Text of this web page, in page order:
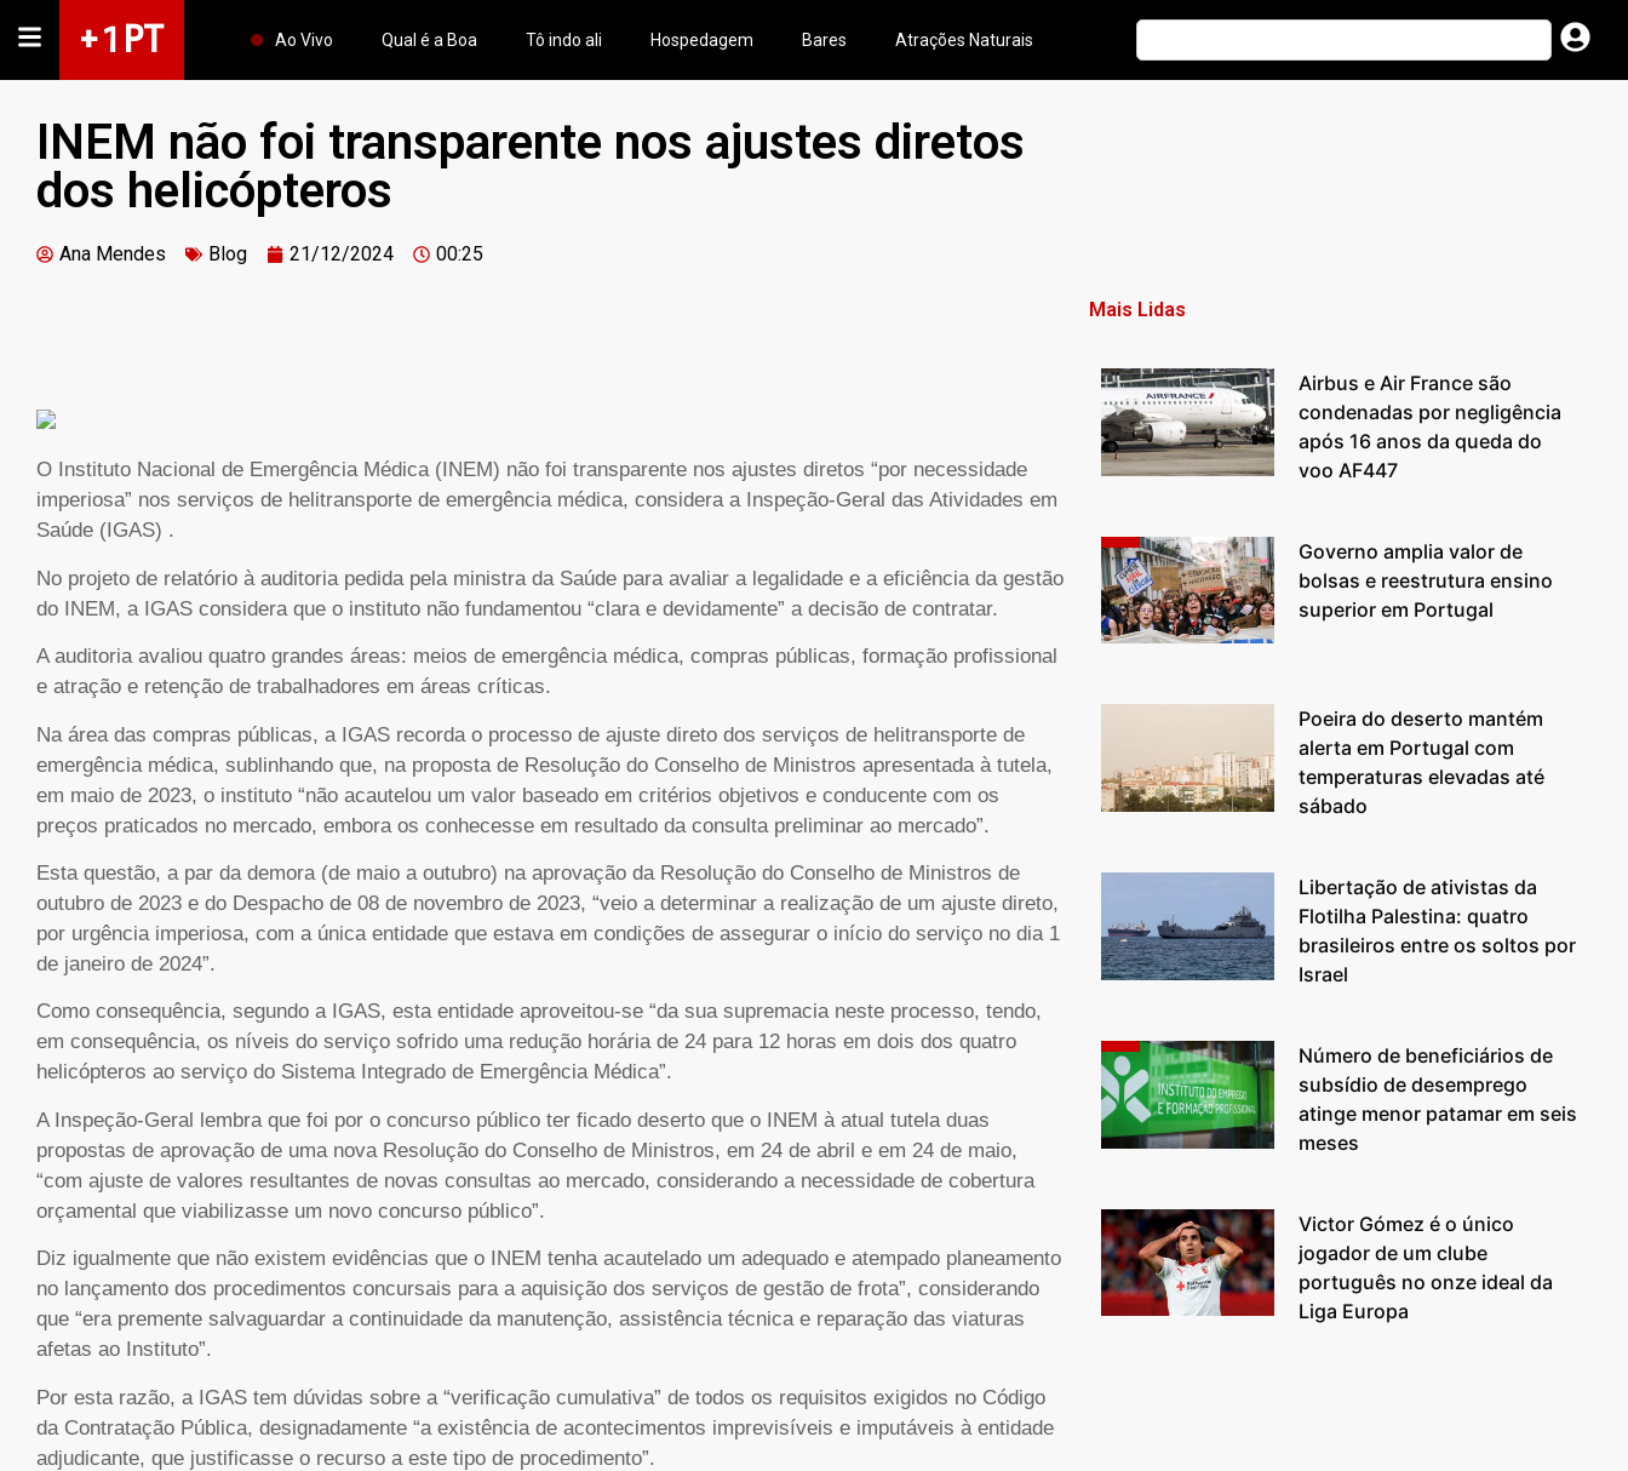
+ 1 PT Ao Vivo Qual é a Boa Tô indo ali Hospedagem Bares Atrações Naturais
INEM não foi transparente nos ajustes diretos
dos helicópteros
Ana Mendes Blog 21/12/2024 00:25
O Instituto Nacional de Emergência Médica (INEM) não foi transparente nos ajustes diretos “por necessidade
imperiosa” nos serviços de helitransporte de emergência médica, considera a Inspeção-Geral das Atividades em
Saúde (IGAS) .
No projeto de relatório à auditoria pedida pela ministra da Saúde para avaliar a legalidade e a eficiência da gestão
do INEM, a IGAS considera que o instituto não fundamentou “clara e devidamente” a decisão de contratar.
A auditoria avaliou quatro grandes áreas: meios de emergência médica, compras públicas, formação profissional
e atração e retenção de trabalhadores em áreas críticas.
Na área das compras públicas, a IGAS recorda o processo de ajuste direto dos serviços de helitransporte de
emergência médica, sublinhando que, na proposta de Resolução do Conselho de Ministros apresentada à tutela,
em maio de 2023, o instituto “não acautelou um valor baseado em critérios objetivos e conducente com os
preços praticados no mercado, embora os conhecesse em resultado da consulta preliminar ao mercado”.
Esta questão, a par da demora (de maio a outubro) na aprovação da Resolução do Conselho de Ministros de
outubro de 2023 e do Despacho de 08 de novembro de 2023, “veio a determinar a realização de um ajuste direto,
por urgência imperiosa, com a única entidade que estava em condições de assegurar o início do serviço no dia 1
de janeiro de 2024”.
Como consequência, segundo a IGAS, esta entidade aproveitou-se “da sua supremacia neste processo, tendo,
em consequência, os níveis do serviço sofrido uma redução horária de 24 para 12 horas em dois dos quatro
helicópteros ao serviço do Sistema Integrado de Emergência Médica”.
A Inspeção-Geral lembra que foi por o concurso público ter ficado deserto que o INEM à atual tutela duas
propostas de aprovação de uma nova Resolução do Conselho de Ministros, em 24 de abril e em 24 de maio,
“com ajuste de valores resultantes de novas consultas ao mercado, considerando a necessidade de cobertura
orçamental que viabilizasse um novo concurso público”.
Diz igualmente que não existem evidências que o INEM tenha acautelado um adequado e atempado planeamento
no lançamento dos procedimentos concursais para a aquisição dos serviços de gestão de frota”, considerando
que “era premente salvaguardar a continuidade da manutenção, assistência técnica e reparação das viaturas
afetas ao Instituto”.
Por esta razão, a IGAS tem dúvidas sobre a “verificação cumulativa” de todos os requisitos exigidos no Código
da Contratação Pública, designadamente “a existência de acontecimentos imprevisíveis e imputáveis à entidade
adjudicante, que justificasse o recurso a este tipo de procedimento”.
Mais Lidas
Airbus e Air France são
condenadas por negligência
após 16 anos da queda do
voo AF447
Governo amplia valor de
bolsas e reestrutura ensino
superior em Portugal
Poeira do deserto mantém
alerta em Portugal com
temperaturas elevadas até
sábado
Libertação de ativistas da
Flotilha Palestina: quatro
brasileiros entre os soltos por
Israel
Número de beneficiários de
subsídio de desemprego
atinge menor patamar em seis
meses
Victor Gómez é o único
jogador de um clube
português no onze ideal da
Liga Europa